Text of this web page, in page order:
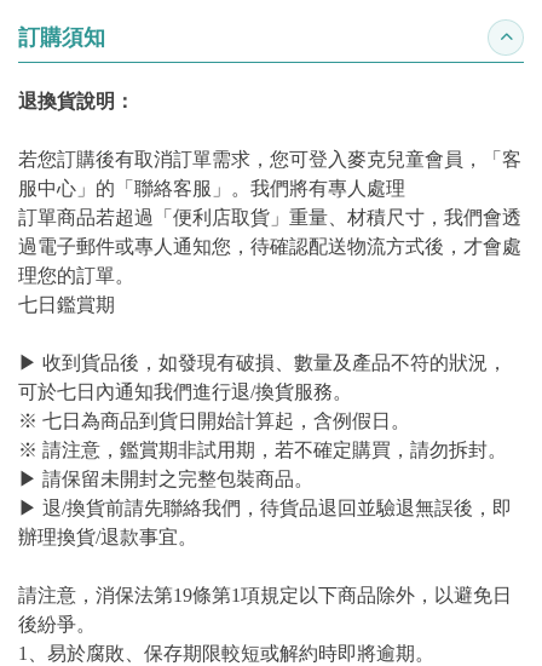
訂購須知 收合
退換貨說明：
若您訂購後有取消訂單需求，您可登入麥克兒童會員，「客
服中心」的「聯絡客服」。我們將有專人處理
訂單商品若超過「便利店取貨」重量、材積尺寸，我們會透
過電子郵件或專人通知您，待確認配送物流方式後，才會處
理您的訂單。
七日鑑賞期
▶ 收到貨品後，如發現有破損、數量及產品不符的狀況，
可於七日內通知我們進行退/換貨服務。
※ 七日為商品到貨日開始計算起，含例假日。
※ 請注意，鑑賞期非試用期，若不確定購買，請勿拆封。
▶ 請保留未開封之完整包裝商品。
▶ 退/換貨前請先聯絡我們，待貨品退回並驗退無誤後，即
辦理換貨/退款事宜。
請注意，消保法第19條第1項規定以下商品除外，以避免日
後紛爭。
1、易於腐敗、保存期限較短或解約時即將逾期。